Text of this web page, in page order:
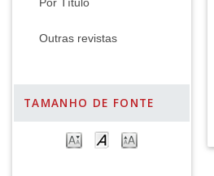
Por Título
Outras revistas
TAMANHO DE FONTE